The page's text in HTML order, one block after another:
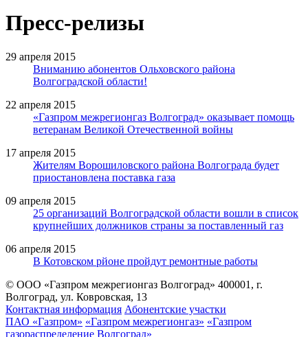
Пресс-релизы
29 апреля 2015
Вниманию абонентов Ольховского района
Волгоградской области!
22 апреля 2015
«Газпром межрегионгаз Волгоград» оказывает помощь
ветеранам Великой Отечественной войны
17 апреля 2015
Жителям Ворошиловского района Волгограда будет
приостановлена поставка газа
09 апреля 2015
25 организаций Волгоградской области вошли в список
крупнейших должников страны за поставленный газ
06 апреля 2015
В Котовском рйоне пройдут ремонтные работы
© ООО «Газпром межрегионгаз Волгоград» 400001, г.
Волгоград, ул. Ковровская, 13
Контактная информация Абонентские участки
ПАО «Газпром» «Газпром межрегионгаз» «Газпром
газораспределение Волгоград»